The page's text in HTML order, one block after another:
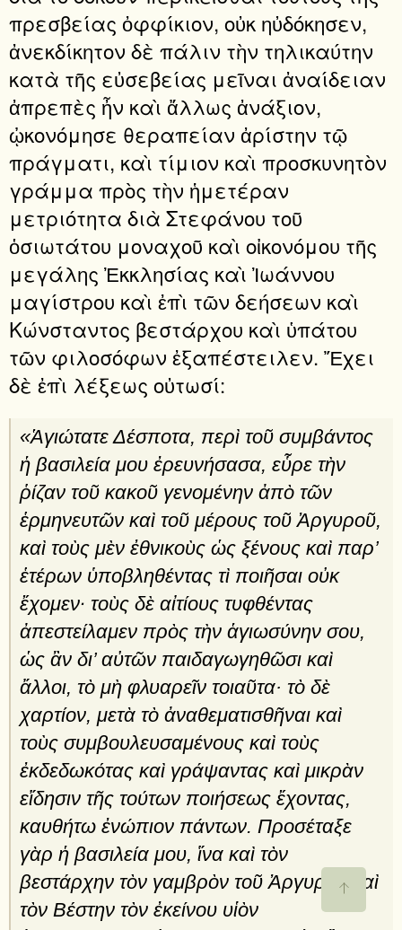
πρεσβείας ὀφφίκιον, οὐκ ηὐδόκησεν,
ἀνεκδίκητον δὲ πάλιν τὴν τηλικαύτην
κατὰ τῆς εὐσεβείας μεῖναι ἀναίδειαν
ἀπρεπὲς ἦν καὶ ἄλλως ἀνάξιον,
ᾠκονόμησε θεραπείαν ἀρίστην τῷ
πράγματι, καὶ τίμιον καὶ προσκυνητὸν
γράμμα πρὸς τὴν ἡμετέραν
μετριότητα διὰ Στεφάνου τοῦ
ὁσιωτάτου μοναχοῦ καὶ οἰκονόμου τῆς
μεγάλης Ἐκκλησίας καὶ Ἰωάννου
μαγίστρου καὶ ἐπὶ τῶν δεήσεων καὶ
Κώνσταντος βεστάρχου καὶ ὑπάτου
τῶν φιλοσόφων ἐξαπέστειλεν. Ἔχει
δὲ ἐπὶ λέξεως οὐτωσί:
«Ἁγιώτατε Δέσποτα, περὶ τοῦ συμβάντος
ἡ βασιλεία μου ἐρευνήσασα, εὗρε τὴν
ῥίζαν τοῦ κακοῦ γενομένην ἀπὸ τῶν
ἑρμηνευ­τῶν καὶ τοῦ μέρους τοῦ Ἀργυροῦ,
καὶ τοὺς μὲν ἐθνικοὺς ὡς ξένους καὶ παρ’
ἑτέρων ὑποβληθέντας τὶ ποιῆσαι οὐκ
ἔχομεν· τοὺς δὲ αἰτίους τυφθέντας
ἀπεστείλαμεν πρὸς τὴν ἁγιωσύνην σου,
ὡς ἂν δι’ αὐτῶν παιδαγωγηθῶσι καὶ
ἄλλοι, τὸ μὴ φλυαρεῖν τοιαῦτα· τὸ δὲ
χαρτίον, μετὰ τὸ ἀναθεματισθῆναι καὶ
τοὺς συμβουλευσαμένους καὶ τοὺς
ἐκδεδωκότας καὶ γράψαντας καὶ μικρὰν
εἴδησιν τῆς τούτων ποιήσεως ἔχοντας,
καυθήτω ἐνώπιον πάντων. Προσέταξε
γὰρ ἡ βασιλεία μου, ἵνα καὶ τὸν
βεστάρχην τὸν γαμβρὸν τοῦ Ἀργυροῦ καὶ
τὸν Βέστην τὸν ἐκείνου υἱὸν